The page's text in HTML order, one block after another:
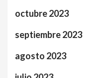
octubre 2023
septiembre 2023
agosto 2023